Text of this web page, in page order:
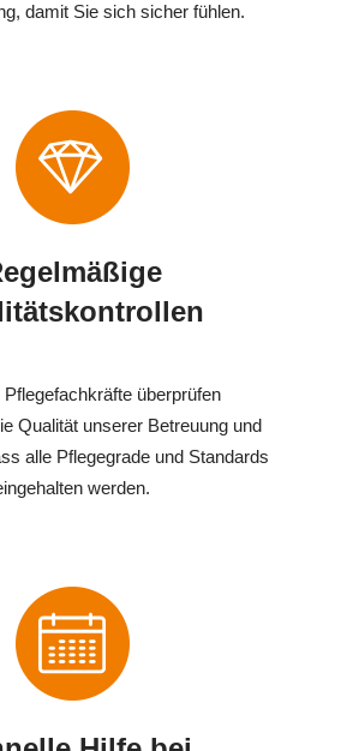
damit Sie sich sicher fühlen.
Pflegefachkräfte überprüfen
Qualität unserer Betreuung und
alle Pflegegrade und Standards
werden.